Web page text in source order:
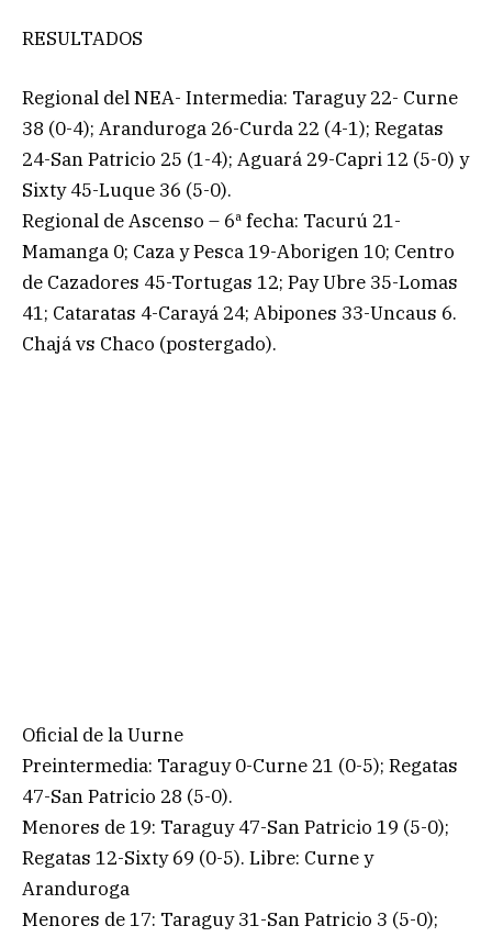
RESULTADOS
Regional del NEA- Intermedia: Taraguy 22- Curne
38 (0-4); Aranduroga 26-Curda 22 (4-1); Regatas
24-San Patricio 25 (1-4); Aguará 29-Capri 12 (5-0) y
Sixty 45-Luque 36 (5-0).
Regional de Ascenso – 6ª fecha: Tacurú 21-
Mamanga 0; Caza y Pesca 19-Aborigen 10; Centro
de Cazadores 45-Tortugas 12; Pay Ubre 35-Lomas
41; Cataratas 4-Carayá 24; Abipones 33-Uncaus 6.
Chajá vs Chaco (postergado).
Oficial de la Uurne
Preintermedia: Taraguy 0-Curne 21 (0-5); Regatas
47-San Patricio 28 (5-0).
Menores de 19: Taraguy 47-San Patricio 19 (5-0);
Regatas 12-Sixty 69 (0-5). Libre: Curne y
Aranduroga
Menores de 17: Taraguy 31-San Patricio 3 (5-0);